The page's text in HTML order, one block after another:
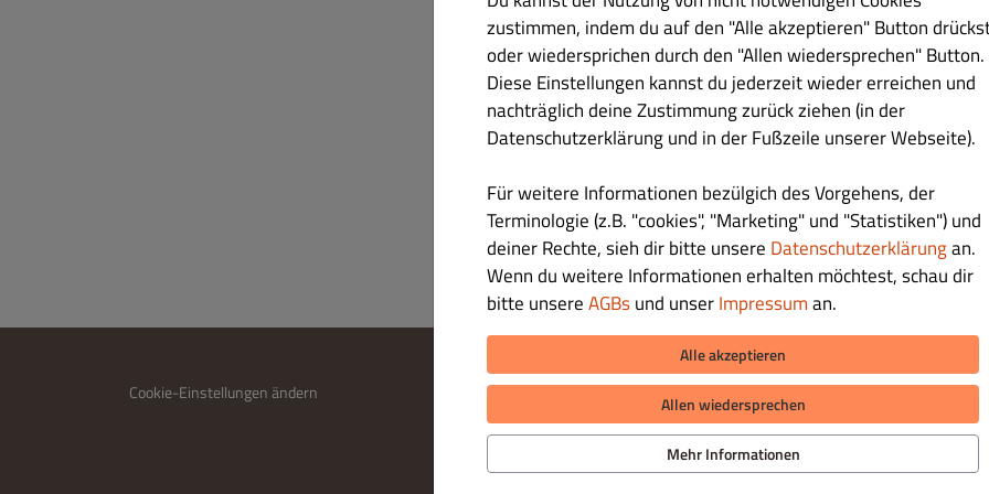
Registrieren
Cookie-Einstellungen ändern
Kontaktiere uns
Allgemeine Geschäftsbedingungen
ZAHLUNGSARTEN BEI ABHOLUNG
zustimmen, indem du auf den "Alle akzeptieren" Button
oder wiedersprichen durch den "Allen wiedersprechen" Button.
Diese Einstellungen kannst du jederzeit wieder erreichen und
nachträglich deine Zustimmung zurück ziehen (in der
Datenschutzerklärung und in der Fußzeile unserer Webseite).
Für weitere Informationen bezülgich des Vorgehens, der
Terminologie (z.B. "cookies", "Marketing" und "Statistiken") und
deiner Rechte, sieh dir bitte unsere Datenschutzerklärungan.
Wenn du weitere Informationen erhalten möchtest, schau dir
bitte unsereAGBsund unserImpressuman.
Alle akzeptieren
Allen wiedersprechen
Mehr Informationen